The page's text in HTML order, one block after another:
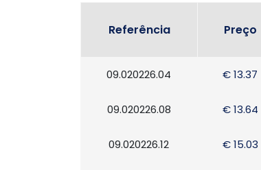
Referência Preço
09.020226.04 € 13.37
09.020226.08 € 13.64
09.020226.12 € 15.03